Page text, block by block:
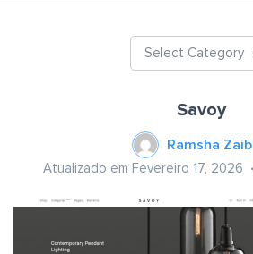
Select Category
Savoy
Ramsha Zaib
Atualizado em Fevereiro 17, 2026